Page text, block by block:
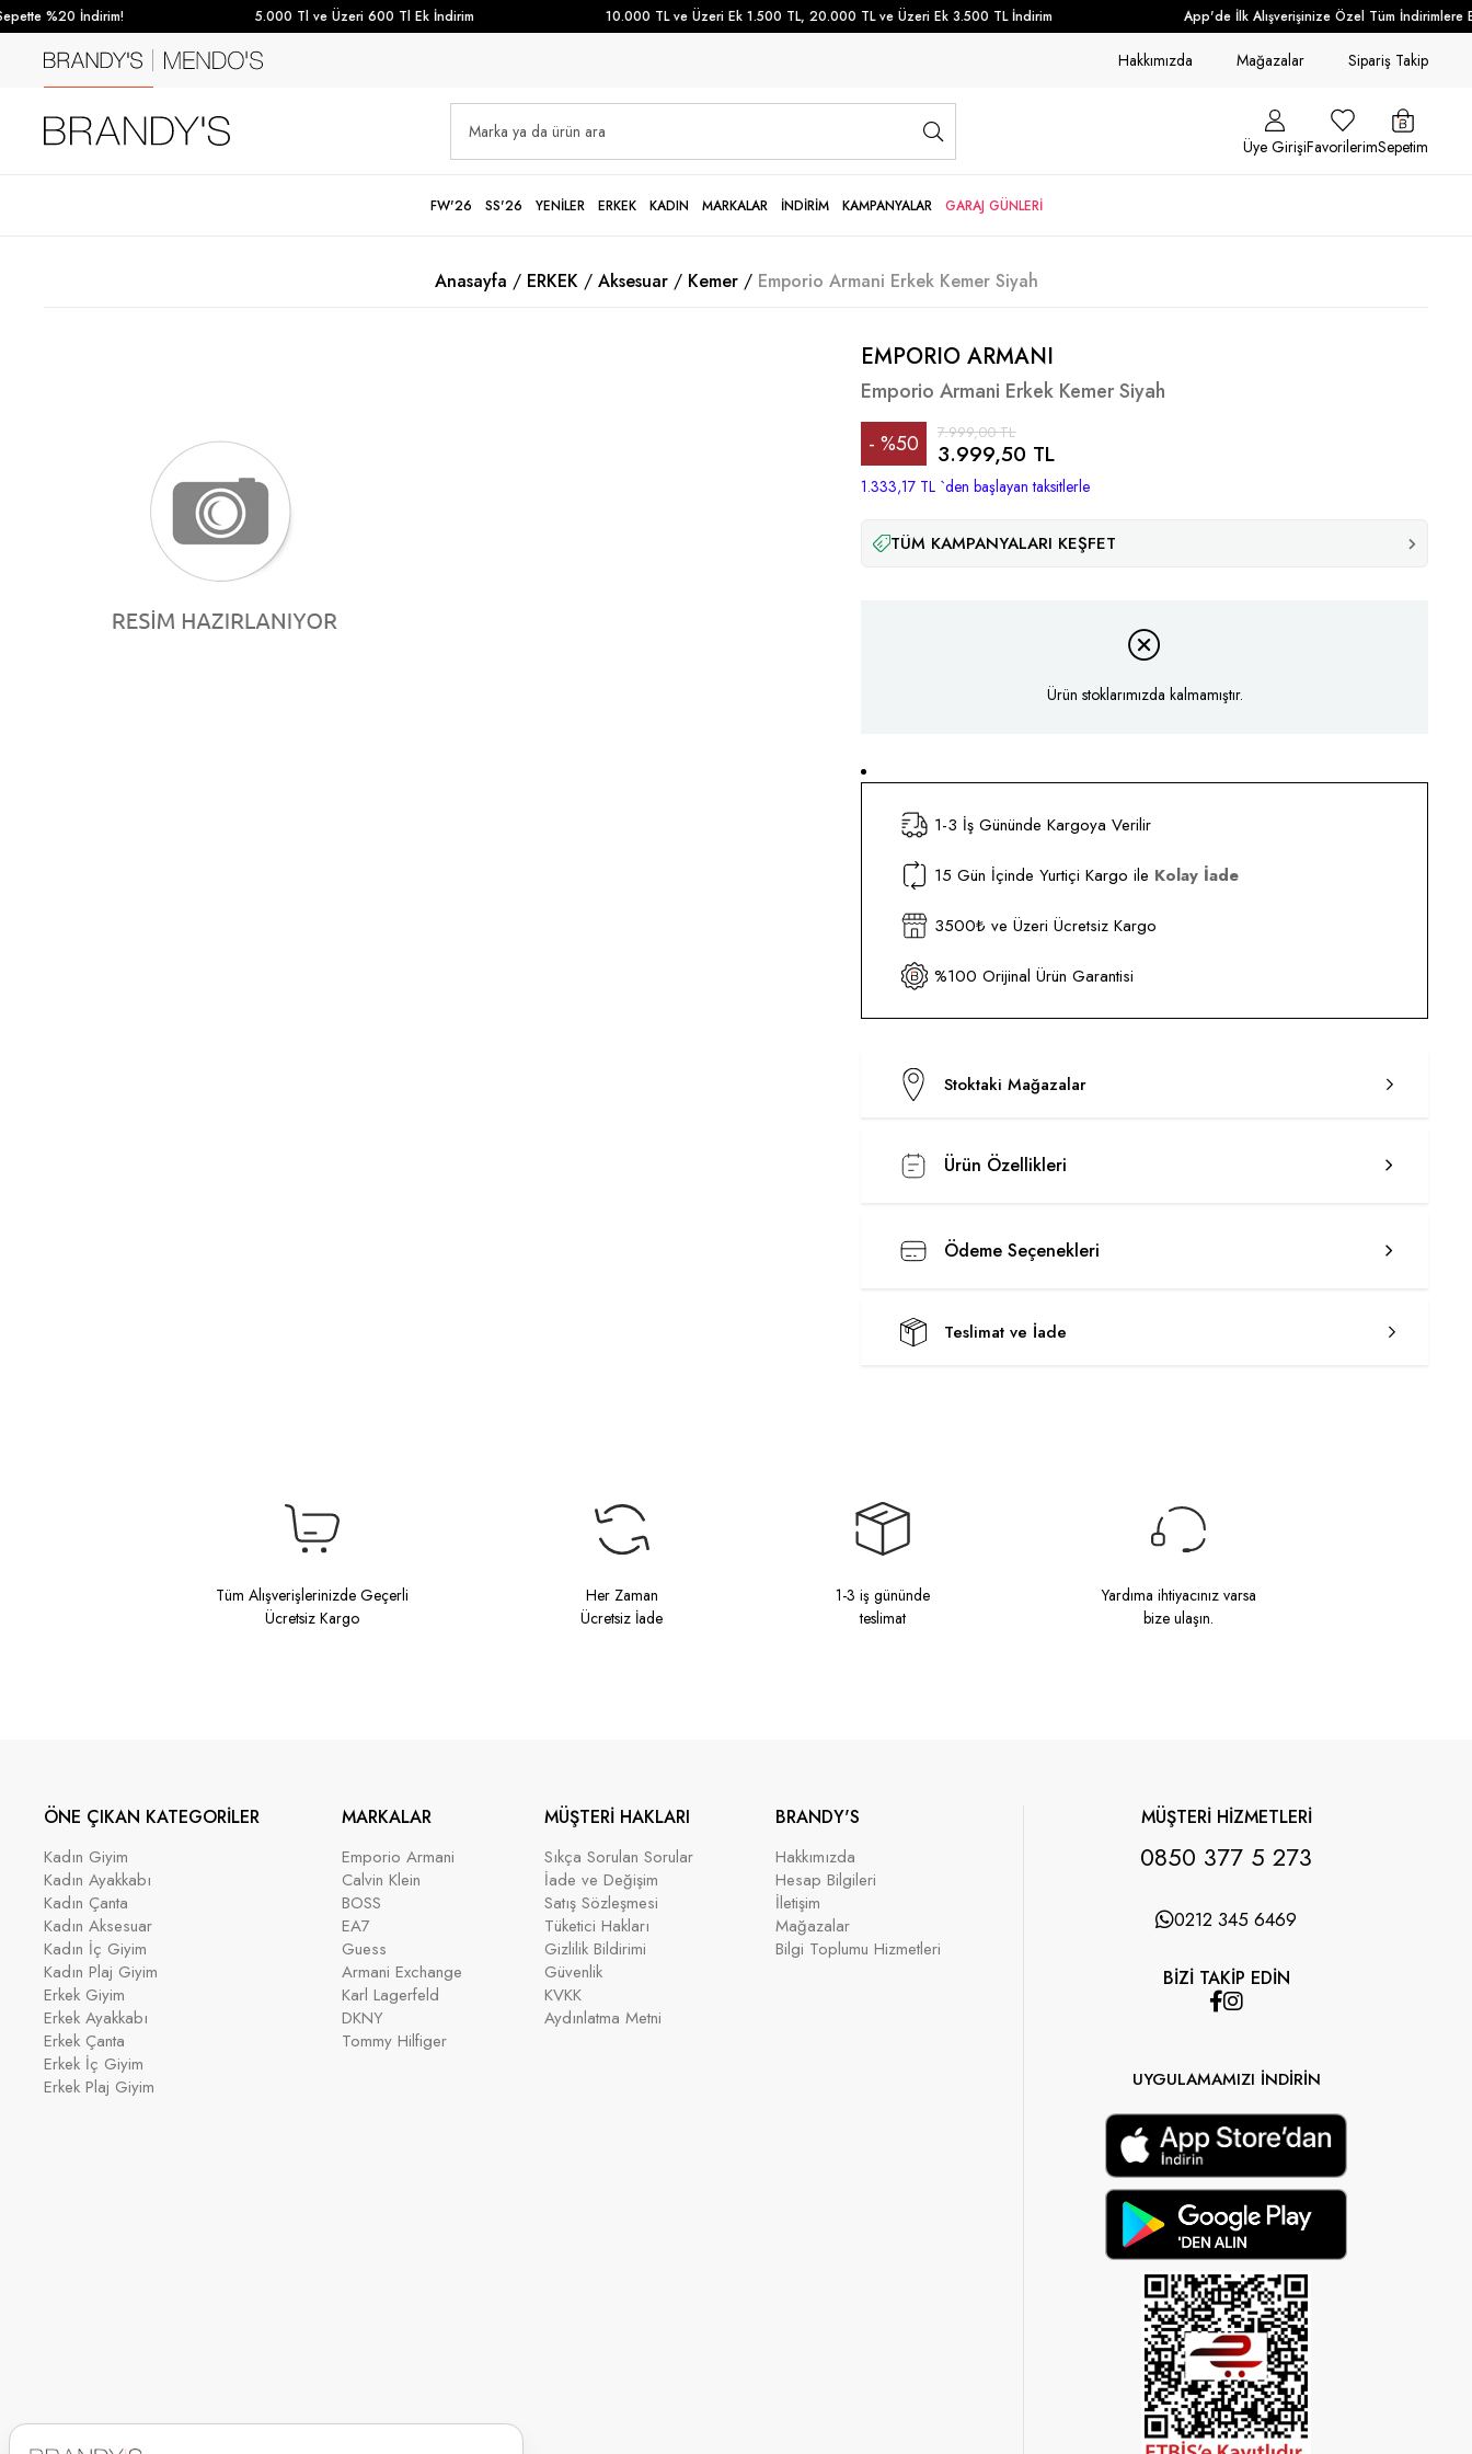
%20 İndirim! 5.000 Tl ve Üzeri 600 Tl Ek İndirim 10.000 TL ve Üzeri Ek 1.500 TL, 20.000 TL ve Üzeri Ek 3.500 TL İndirim App'de İlk Alışverişinize Özel Tüm İndirimlere
Hakkımızda Mağazalar Sipariş Takip
Üye GirişiFavorilerimSepetim
FW'26 SS'26 YENİLER ERKEK KADIN MARKALAR İNDİRİM KAMPANYALAR GARAJ GÜNLERİ
Anasayfa ERKEK Aksesuar Kemer Emporio Armani Erkek Kemer Siyah
EMPORIO ARMANI
Emporio Armani Erkek Kemer Siyah
%50
İndirim
7.999,00 TL
3.999,50 TL
1.333,17 TL `den başlayan taksitlerle
TÜM KAMPANYALARI KEŞFET
Ürün stoklarımızda kalmamıştır.
1-3 İş Gününde Kargoya Verilir
15 Gün İçinde Yurtiçi Kargo ile Kolay İade
3500₺ ve Üzeri Ücretsiz Kargo
%100 Orijinal Ürün Garantisi
Stoktaki Mağazalar
Ürün Özellikleri
Ödeme Seçenekleri
Teslimat ve İade
Tüm Alışverişlerinizde Geçerli
Ücretsiz Kargo
Her Zaman
Ücretsiz İade
1-3 iş gününde
teslimat
Yardıma ihtiyacınız varsa
bize ulaşın.
ÖNE ÇIKAN KATEGORİLER
Kadın Giyim
Kadın Ayakkabı
Kadın Çanta
Kadın Aksesuar
Kadın İç Giyim
Kadın Plaj Giyim
Erkek Giyim
Erkek Ayakkabı
Erkek Çanta
Erkek İç Giyim
Erkek Plaj Giyim
MARKALAR
Emporio Armani
Calvin Klein
BOSS
EA7
Guess
Armani Exchange
Karl Lagerfeld
DKNY
Tommy Hilfiger
MÜŞTERİ HAKLARI
Sıkça Sorulan Sorular
İade ve Değişim
Satış Sözleşmesi
Tüketici Hakları
Gizlilik Bildirimi
Güvenlik
KVKK
Aydınlatma Metni
BRANDY'S
Hakkımızda
Hesap Bilgileri
İletişim
Mağazalar
Bilgi Toplumu Hizmetleri
MÜŞTERİ HİZMETLERİ
0850 377 5 273
0212 345 6469
BİZİ TAKİP EDİN
UYGULAMAMIZI İNDİRİN